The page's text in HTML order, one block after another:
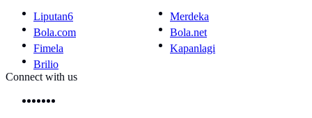
Liputan6
Merdeka
Bola.com
Bola.net
Fimela
Kapanlagi
Brilio
Connect with us